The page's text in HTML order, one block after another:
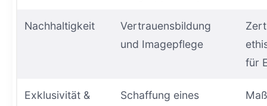
Nachhaltigkeit
Vertrauensbildung
und Imagepflege
für
Exklusivität &
Schaffung eines